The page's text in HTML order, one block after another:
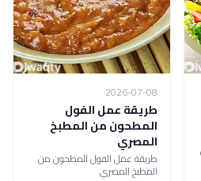
2026-07-08
طريقة عمل الفول
المطحون من المطبخ
المصري
طريقة عمل الفول المطحون من
المطبخ المصري